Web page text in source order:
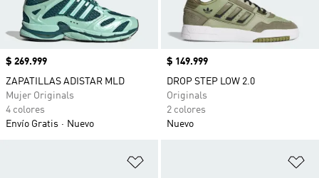
Precio
$ 269.999
ZAPATILLAS ADISTAR MLD
Mujer Originals
4 colores
Envío Gratis
Nuevo
Precio
$ 149.999
DROP STEP LOW 2.0
Originals
2 colores
Nuevo